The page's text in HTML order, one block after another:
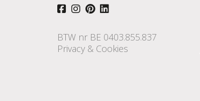
BTW nr BE 0403.855.837
Privacy & Cookies